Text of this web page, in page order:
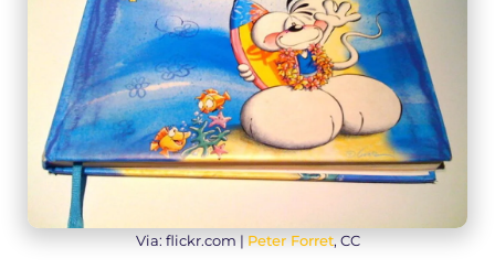
Via: flickr.com | Peter Forret, CC